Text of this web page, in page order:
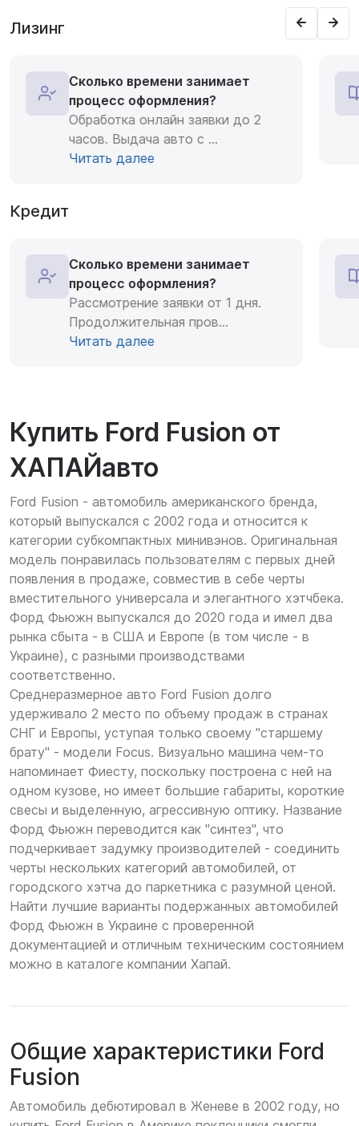
Лизинг
Сколько времени занимает
процесс оформления?
Обработка онлайн заявки до 2
часов. Выдача авто с ...
Читать далее
Кредит
Сколько времени занимает
процесс оформления?
Рассмотрение заявки от 1 дня.
Продолжительная пров...
Читать далее
Купить Ford Fusion от
ХАПАЙавто
Ford Fusion - автомобиль американского бренда,
который выпускался с 2002 года и относится к
категории субкомпактных минивэнов. Оригинальная
модель понравилась пользователям с первых дней
появления в продаже, совместив в себе черты
вместительного универсала и элегантного хэтчбека.
Форд Фьюжн выпускался до 2020 года и имел два
рынка сбыта - в США и Европе (в том числе - в
Украине), с разными производствами
соответственно.
Среднеразмерное авто Ford Fusion долго
удерживало 2 место по объему продаж в странах
СНГ и Европы, уступая только своему "старшему
брату" - модели Focus. Визуально машина чем-то
напоминает Фиесту, поскольку построена с ней на
одном кузове, но имеет большие габариты, короткие
свесы и выделенную, агрессивную оптику. Название
Форд Фьюжн переводится как "синтез", что
подчеркивает задумку производителей - соединить
черты нескольких категорий автомобилей, от
городского хэтча до паркетника с разумной ценой.
Найти лучшие варианты подержанных автомобилей
Форд Фьюжн в Украине с проверенной
документацией и отличным техническим состоянием
можно в каталоге компании Хапай.
Общие характеристики Ford
Fusion
Автомобиль дебютировал в Женеве в 2002 году, но